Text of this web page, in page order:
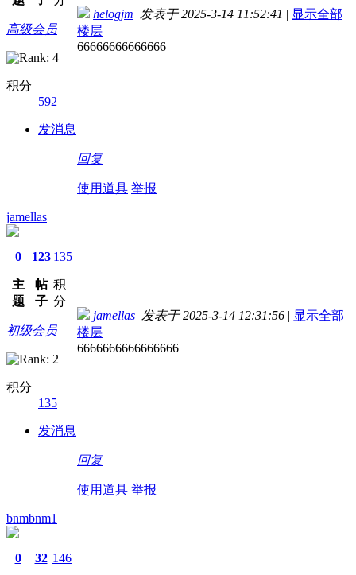
高级会员
积分
592
发消息
helogjm 发表于 2025-3-14 11:52:41 | 显示全部
楼层
66666666666666
回复
使用道具 举报
jamellas
0
主
题
123
帖
子
135
积
分
初级会员
积分
135
发消息
jamellas 发表于 2025-3-14 12:31:56 | 显示全部
楼层
6666666666666666
回复
使用道具 举报
bnmbnm1
0 32 146